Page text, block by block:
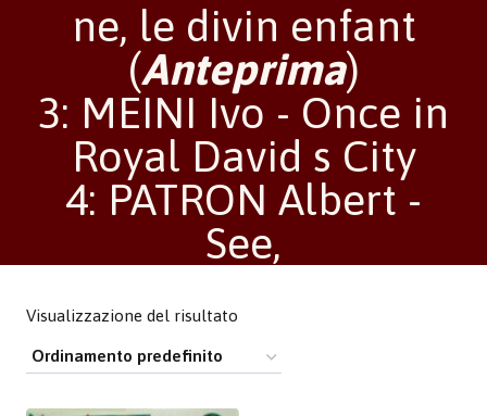
ne, le divin enfant
(Anteprima)
3: MEINI Ivo - Once in
Royal David s City
4: PATRON Albert -
See,
Visualizzazione del risultato